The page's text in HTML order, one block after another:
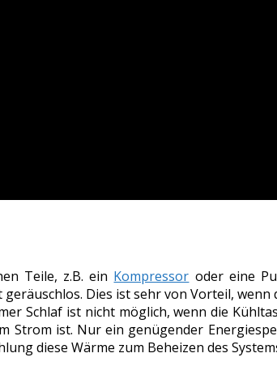
Teile, z.B. ein Kompressor oder eine
Dies ist sehr von Vorteil,
Schlaf ist nicht möglich, wenn die
ist. Nur ein genügender
diese Wärme zum Beheizen des